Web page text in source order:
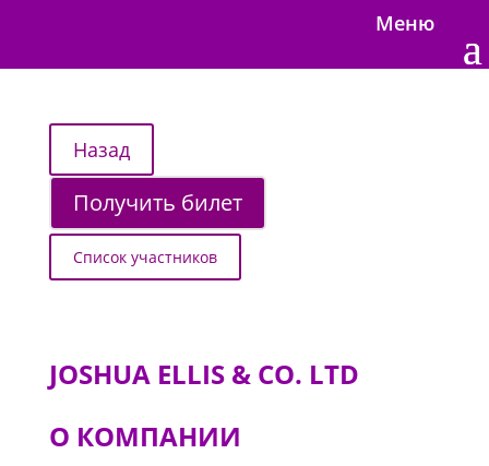
Меню
Получить билет
Список участников
JOSHUA ELLIS & CO. LTD
О КОМПАНИИ